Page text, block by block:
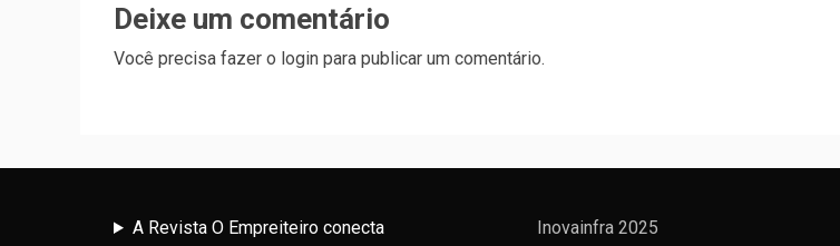
Deixe um comentário
Você precisa fazer o login para publicar um comentário.
A Revista O Empreiteiro conecta
Inovainfra 2025